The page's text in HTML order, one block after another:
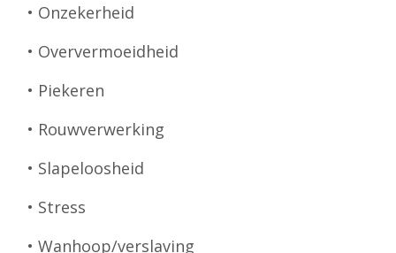
• Onzekerheid
• Oververmoeidheid
• Piekeren
• Rouwverwerking
• Slapeloosheid
• Stress
• Wanhoop/verslaving